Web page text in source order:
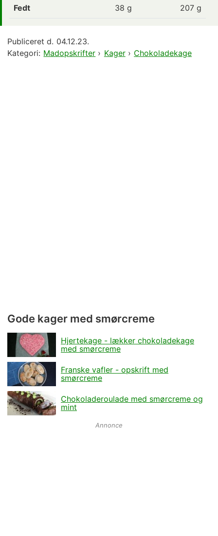
Fedt 38 g 207 g
Publiceret d. 04.12.23.
Kategori: Madopskrifter › Kager› Chokoladekage
Gode kager med smørcreme
Hjertekage - lækker chokoladekage
med smørcreme
Franske vafler - opskrift med
smørcreme
Chokoladeroulade med smørcreme og
mint
Annonce